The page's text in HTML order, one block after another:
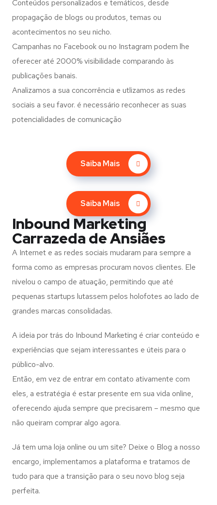
Conteúdos personalizados e temáticos, desde
propagação de blogs ou produtos, temas ou
acontecimentos no seu nicho.
Campanhas no Facebook ou no Instagram podem lhe
oferecer até 2000% visibilidade comparando às
publicações banais.
Analizamos a sua concorrência e utlizamos as redes
sociais a seu favor. é necessário reconhecer as suas
potencialidades de comunicação
Saiba Mais
Saiba Mais
Inbound Marketing
Carrazeda de Ansiães
A Internet e as redes sociais mudaram para sempre a
forma como as empresas procuram novos clientes. Ele
nivelou o campo de atuação, permitindo que até
pequenas startups lutassem pelos holofotes ao lado de
grandes marcas consolidadas.
A ideia por trás do Inbound Marketing é criar conteúdo e
experiências que sejam interessantes e úteis para o
público-alvo.
Então, em vez de entrar em contato ativamente com
eles, a estratégia é estar presente em sua vida online,
oferecendo ajuda sempre que precisarem – mesmo que
não queiram comprar algo agora.
Já tem uma loja online ou um site? Deixe o Blog a nosso
encargo, implementamos a plataforma e tratamos de
tudo para que a transição para o seu novo blog seja
perfeita.